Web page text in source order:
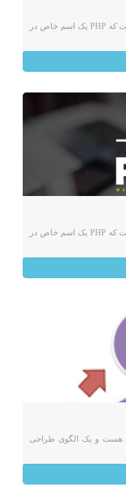
PHP مخفف PHP Hypertext Preprocessor است که PHP یک اسم خاص در
PHP مخفف PHP Hypertext Preprocessor است که PHP یک اسم خاص در
MVC مخفف کلمات Model ‌View Controller هست و یک الگوی طراحی